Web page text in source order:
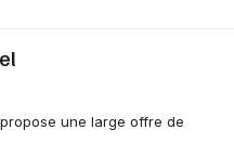
une large offre de